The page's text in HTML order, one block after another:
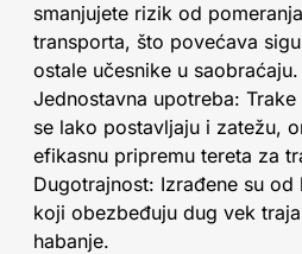
smanjujete rizik od
transporta, što povećava
ostale učesnike u saobraćaju.
Jednostavna upotreba:
se lako postavljaju i zatežu,
efikasnu pripremu tereta za
Dugotrajnost: Izrađene su od
koji obezbeđuju dug vek
habanje.